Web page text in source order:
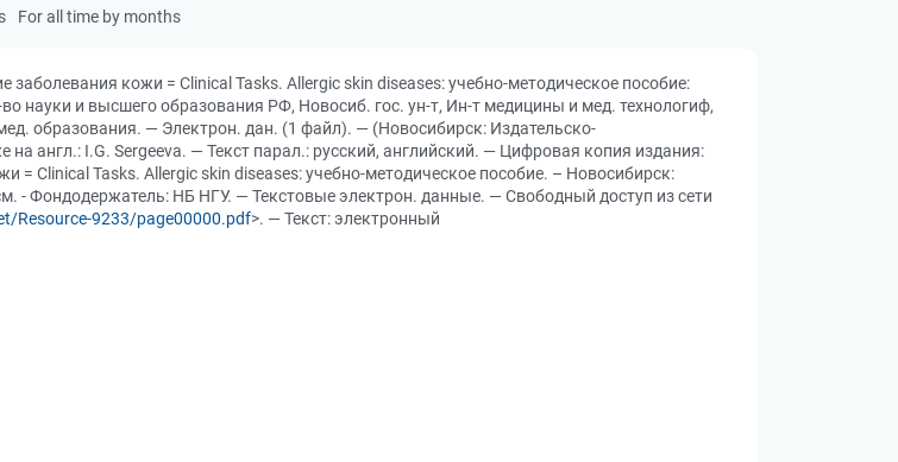
For all time by months
заболевания кожи = Clinical Tasks. Allergic skin diseases: учебно-методическое пособие:
науки и высшего образования РФ, Новосиб. гос. ун-т, Ин-т медицины и мед. технологиф,
образования. — Электрон. дан. (1 файл). — (Новосибирск: Издательско-
англ.: I.G. Sergeeva. — Текст парал.: русский, английский. — Цифровая копия издания:
= Clinical Tasks. Allergic skin diseases: учебно-методическое пособие. – Новосибирск:
- Фондодержатель: НБ НГУ. — Текстовые электрон. данные. — Свободный доступ из сети
Resource-9233/page00000.pdf>. — Текст: электронный